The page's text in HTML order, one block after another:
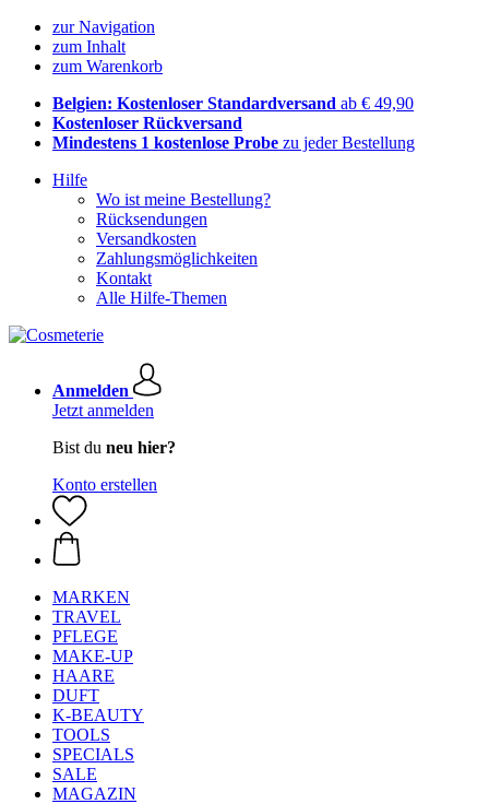
zur Navigation
zum Inhalt
zum Warenkorb
Belgien: Kostenloser Standardversand ab € 49,90
Kostenloser Rückversand
Mindestens 1 kostenlose Probe zu jeder Bestellung
Hilfe
Wo ist meine Bestellung?
Rücksendungen
Versandkosten
Zahlungsmöglichkeiten
Kontakt
Alle Hilfe-Themen
Anmelden
Jetzt anmelden
Bist du neu hier?
Konto erstellen
MARKEN
TRAVEL
PFLEGE
MAKE-UP
HAARE
DUFT
K-BEAUTY
TOOLS
SPECIALS
SALE
MAGAZIN